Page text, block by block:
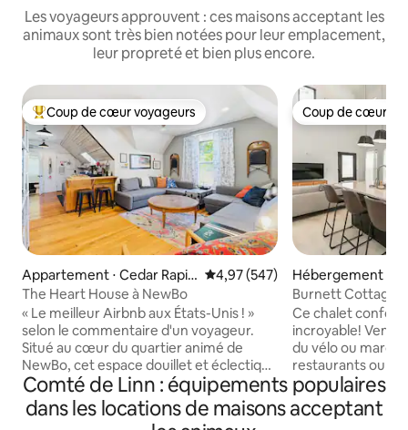
Les voyageurs approuvent : ces maisons acceptant les
animaux sont très bien notées pour leur emplacement,
leur propreté et bien plus encore.
Coups de cœur voyageurs les plus appréciés
Coup de cœur voyageurs
Appartement ⋅ Cedar Rapid
s
Évaluation moyenne sur la
4,97 (547)
The Heart House à NewBo
« Le meilleur Airbnb aux États-Unis ! »
selon le commentaire d'un voyageur.
Situé au cœur du quartier animé de
NewBo, cet espace douillet et éclectique
est l'appartement à l'étage d'une maison
des années 1890 inscrite au Registre
national des lieux historiques. Autrefois
Coup de cœur
Coup de cœur
Hébergement ⋅
ds
Burnett Cottage
États-Unis
Ce chalet
incroyable!
du vélo ou
restaurants ou
temps en famille
restez en voyage
une expérience
Comté de Linn : équipements populaires
dans les locations de maisons acceptant